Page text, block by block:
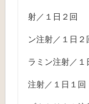
／チ
射／１日２回
止瀉剤
ン注射／１日２
鎮痙剤
ラミン注射／１
鉄剤／
注射／１日１回
抗炎症